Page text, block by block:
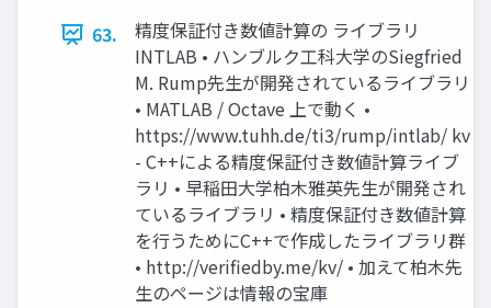
63.
精度保証付き数値計算の ライブラリ
INTLAB • ハンブルク工科大学のSiegfried
M. Rump先生が開発されているライブラリ
• MATLAB / Octave 上で動く •
https://www.tuhh.de/ti3/rump/intlab/ kv
- C++による精度保証付き数値計算ライブ
ラリ • 早稲田大学柏木雅英先生が開発され
ているライブラリ • 精度保証付き数値計算
を行うためにC++で作成したライブラリ群
• http://verifiedby.me/kv/ • 加えて柏木先
生のページは情報の宝庫